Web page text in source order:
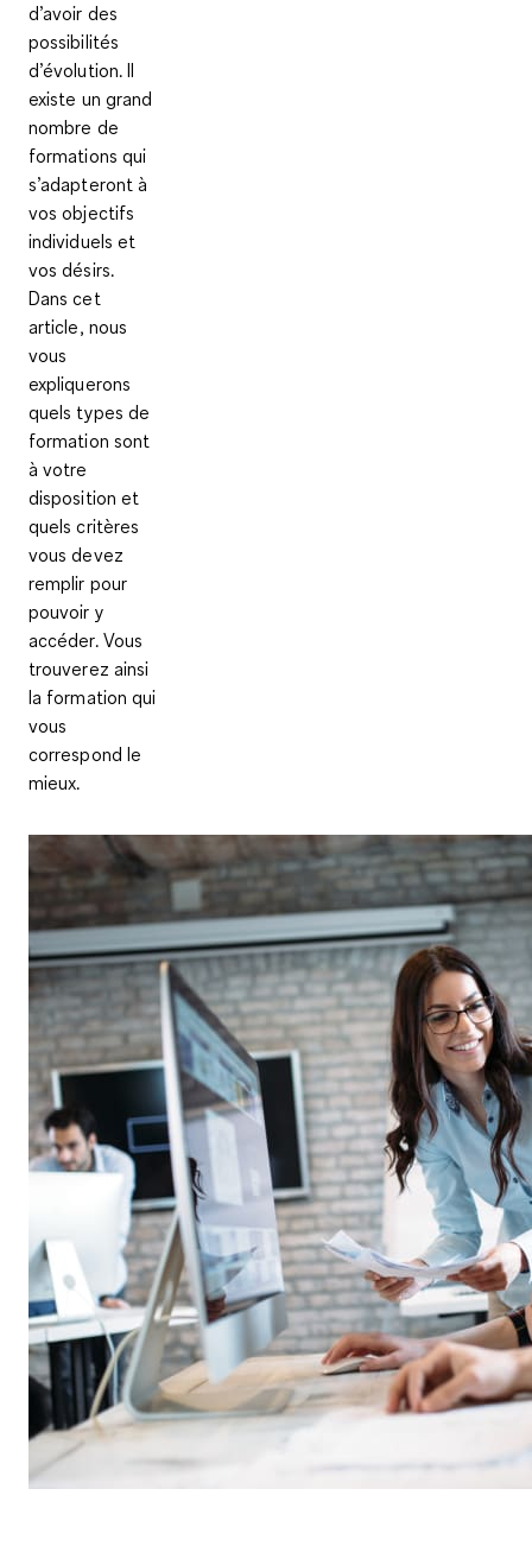
d’avoir des
possibilités
d’évolution. Il
existe un grand
nombre de
formations qui
s’adapteront à
vos objectifs
individuels et
vos désirs.
Dans cet
article, nous
vous
expliquerons
quels types de
formation sont
à votre
disposition et
quels critères
vous devez
remplir pour
pouvoir y
accéder. Vous
trouverez ainsi
la formation qui
vous
correspond le
mieux.